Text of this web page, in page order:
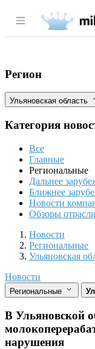
Раздел
В
Фильтры
Регион
Ульяновская область
Категория
Все
Главные
Региональные
Дальнее
Ближнее
Новости
Обзоры отрасли
Новости
Разделы
Новости
Региональные
Ульяновская
Новости
Региональные
В Ульяновской
нарушения